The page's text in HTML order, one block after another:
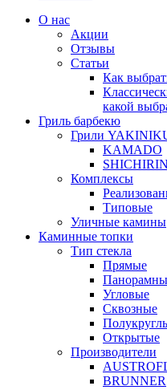
О нас
Акции
Отзывы
Статьи
Как
какой
Гриль барбекю
Грили
KAMADO
SHICHIRIN
Комплексы
Типовые
Уличные камины
Каминные топки
Тип стекла
Прямые
Угловые
Сквозные
Открытые
Производители
BRUNNER